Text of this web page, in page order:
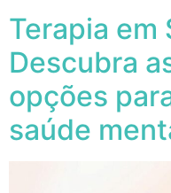
Terapia em
Descubra
opções
saúde